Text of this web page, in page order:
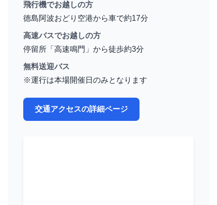
飛行機でお越しの方
徳島阿波おどり空港から車で約17分
高速バスでお越しの方
停留所「高速鳴門」から徒歩約3分
無料送迎バス
※運行は本場開催日のみとなります
交通アクセスの詳細ページ